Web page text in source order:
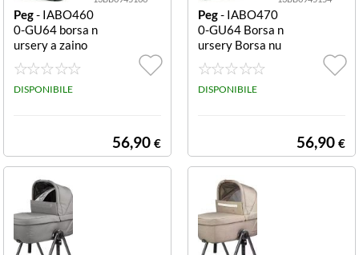
Peg- IABO460
0-GU64 borsa n
ursery a zaino
Metal a zaino
DISPONIBILE
56,90 €
Peg- IABO470
0-GU64 Borsa n
ursery Borsa nu
rsery Peg IABO
4700-GU64 Me
tal
DISPONIBILE
56,90 €